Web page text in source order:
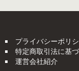
プライバシーポリ
特定商取引法に基
運営会社紹介